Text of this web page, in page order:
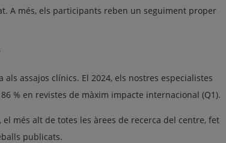
A més, els participants reben un seguiment proper
assajos clínics. El 2024, els nostres especialistes
% en revistes de màxim impacte internacional (Q1).
el més alt de totes les àrees de recerca del centre, fet
publicats.